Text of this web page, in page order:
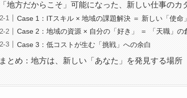
「地方だからこそ」可能になった、新しい仕事のカ
Case 1：ITスキル × 地域の課題解決 ＝ 新しい「使命
Case 2：地域の資源 × 自分の「好き」 ＝ 「天職」の
Case 3：低コストが生む「挑戦」への余白
まとめ：地方は、新しい「あなた」を発見する場所